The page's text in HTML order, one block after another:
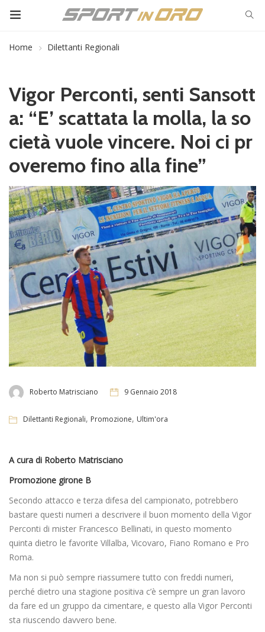
Home Dilettanti Regionali
Vigor Perconti, senti Sansott
a: “E’ scattata la molla, la so
cietà vuole vincere. Noi ci pr
overemo fino alla fine”
Roberto Matrisciano 9 Gennaio 2018
Dilettanti Regionali, Promozione, Ultim'ora
A cura di Roberto Matrisciano
Promozione girone B
Secondo attacco e terza difesa del campionato, potrebbero
bastare questi numeri a descrivere il buon momento della Vigor
Perconti di mister Francesco Bellinati, in questo momento
quinta dietro le favorite Villalba, Vicovaro, Fiano Romano e Pro
Roma.
Ma non si può sempre riassumere tutto con freddi numeri,
perché dietro una stagione positiva c’è sempre un gran lavoro
da fare ed un gruppo da cimentare, e questo alla Vigor Perconti
sta riuscendo davvero bene.